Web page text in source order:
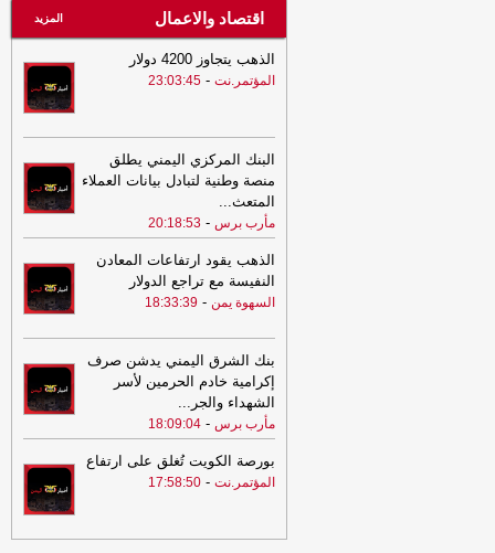
اقتصاد والاعمال المزيد
الذهب يتجاوز 4200 دولار
المؤتمر.نت -
23:03:45
البنك المركزي اليمني يطلق
منصة وطنية لتبادل بيانات العملاء
المتعث...
مأرب برس -
20:18:53
الذهب يقود ارتفاعات المعادن
النفيسة مع تراجع الدولار
السهوة يمن -
18:33:39
بنك الشرق اليمني يدشن صرف
إكرامية خادم الحرمين لأسر
الشهداء والجر ...
مأرب برس -
18:09:04
بورصة الكويت تُغلق على ارتفاع
المؤتمر.نت -
17:58:50